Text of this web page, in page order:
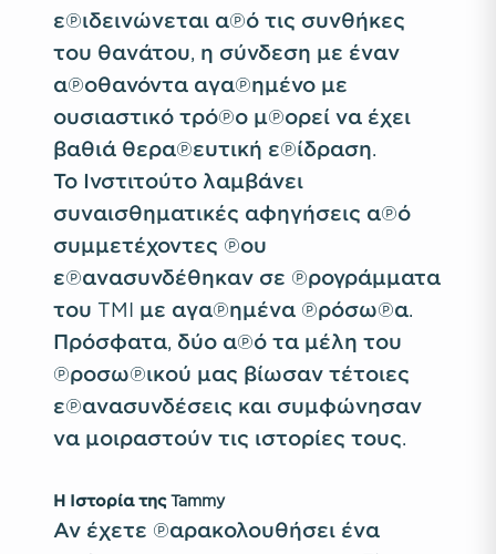
επιδεινώνεται από τις συνθήκες
του θανάτου, η σύνδεση με έναν
αποθανόντα αγαπημένο με
ουσιαστικό τρόπο μπορεί να έχει
βαθιά θεραπευτική επίδραση.
Το Ινστιτούτο λαμβάνει
συναισθηματικές αφηγήσεις από
συμμετέχοντες που
επανασυνδέθηκαν σε προγράμματα
του TMI με αγαπημένα πρόσωπα.
Πρόσφατα, δύο από τα μέλη του
προσωπικού μας βίωσαν τέτοιες
επανασυνδέσεις και συμφώνησαν
να μοιραστούν τις ιστορίες τους.
Η Ιστορία της Tammy
Αν έχετε παρακολουθήσει ένα